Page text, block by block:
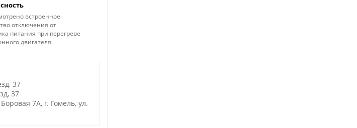
встроенное
отключения от
питания при перегреве
двигателя.
37
37
7А, г. Гомель, ул.